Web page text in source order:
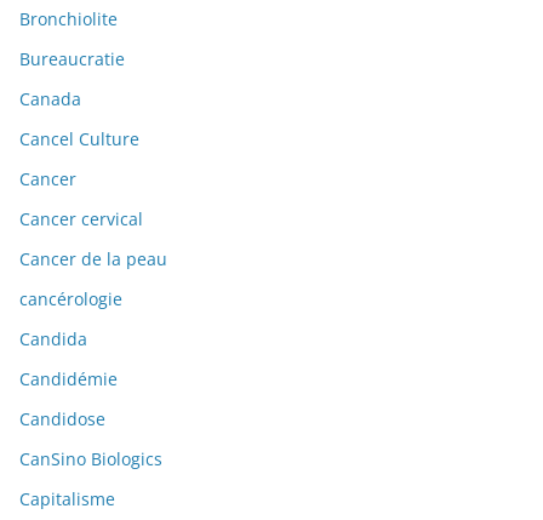
Bronchiolite
Bureaucratie
Canada
Cancel Culture
Cancer
Cancer cervical
Cancer de la peau
cancérologie
Candida
Candidémie
Candidose
CanSino Biologics
Capitalisme